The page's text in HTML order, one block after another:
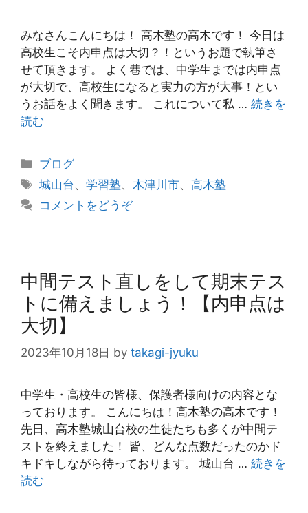
みなさんこんにちは！ 高木塾の高木です！ 今日は
高校生こそ内申点は大切？！というお題で執筆さ
せて頂きます。 よく巷では、中学生までは内申点
が大切で、高校生になると実力の方が大事！とい
うお話をよく聞きます。 これについて私 … 続きを
読む
カ
テ
リ
ブログ
タ
城山台 、学習塾、 木津川市、高木塾
コメントをどうぞ
中間テスト直しをして期末テス
トに備えましょう！【内申点は
大切】
2023年10月18日 by takagi-jyuku
中学生・高校生の皆様、保護者様向けの内容とな
っております。 こんにちは！高木塾の高木です！
先日、高木塾城山台校の生徒たちも多くが中間テ
ストを終えました！ 皆、どんな点数だったのかド
キドキしながら待っております。 城山台 … 続きを
読む